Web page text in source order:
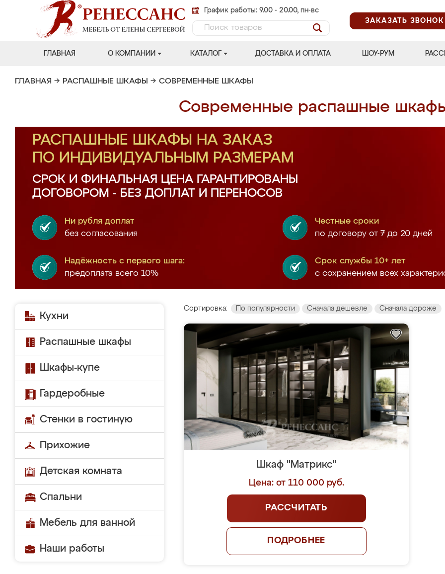
График работы: 9.00 - 20.00, пн-вс
ЗАКАЗАТЬ ЗВОНОК
ГЛАВНАЯ О КОМПАНИИ КАТАЛОГ ДОСТАВКА И ОПЛАТА ШОУ-РУМ
ГЛАВНАЯ → РАСПАШНЫЕ ШКАФЫ → СОВРЕМЕННЫЕ ШКАФЫ
Современные распашные
РАСПАШНЫЕ ШКАФЫ НА ЗАКАЗ
ПО ИНДИВИДУАЛЬНЫМ РАЗМЕРАМ
СРОК И ФИНАЛЬНАЯ ЦЕНА ГАРАНТИРОВАНЫ
ДОГОВОРОМ - БЕЗ ДОПЛАТ И ПЕРЕНОСОВ
Ни рубля доплат
без согласования
Честные сроки
по договору от 7 до 20 дней
Надёжность с первого шага:
предоплата всего 10%
Срок службы 10+ лет
с сохранением всех
Кухни
Распашные шкафы
Шкафы-купе
Гардеробные
Стенки в гостиную
Прихожие
Детская комната
Спальни
Мебель для ванной
Наши работы
Сортировка: По популярности Сначала дешевле Сначала дороже
Шкаф "Матрикс"
Цена: от 110 000 руб.
РАССЧИТАТЬ
ПОДРОБНЕЕ